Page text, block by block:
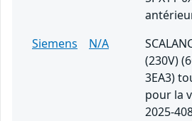
Siemens
N/A
(230V)
3EA3)
pour la
2025-